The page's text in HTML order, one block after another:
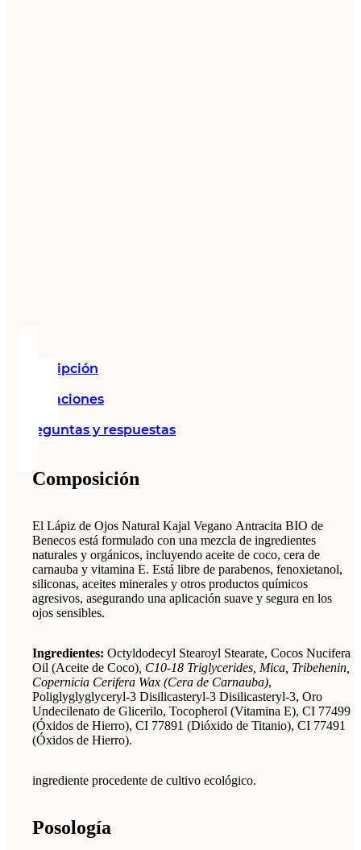
Descripción
Valoraciones
Preguntas y respuestas
Composición
El Lápiz de Ojos Natural Kajal Vegano Antracita BIO de
Benecos está formulado con una mezcla de ingredientes
naturales y orgánicos, incluyendo aceite de coco, cera de
carnauba y vitamina E. Está libre de parabenos, fenoxietanol,
siliconas, aceites minerales y otros productos químicos
agresivos, asegurando una aplicación suave y segura en los
ojos sensibles.
Ingredientes: Octyldodecyl Stearoyl Stearate, Cocos Nucifera
Oil (Aceite de Coco) , C10-18 Triglycerides, Mica, Tribehenin,
Copernicia Cerifera Wax (Cera de Carnauba),
Poliglyglyglyceryl-3 Disilicasteryl-3 Disilicasteryl-3, Oro
Undecilenato de Glicerilo, Tocopherol (Vitamina E), CI 77499
(Óxidos de Hierro), CI 77891 (Dióxido de Titanio), CI 77491
(Óxidos de Hierro).
ingrediente procedente de cultivo ecológico.
Posología